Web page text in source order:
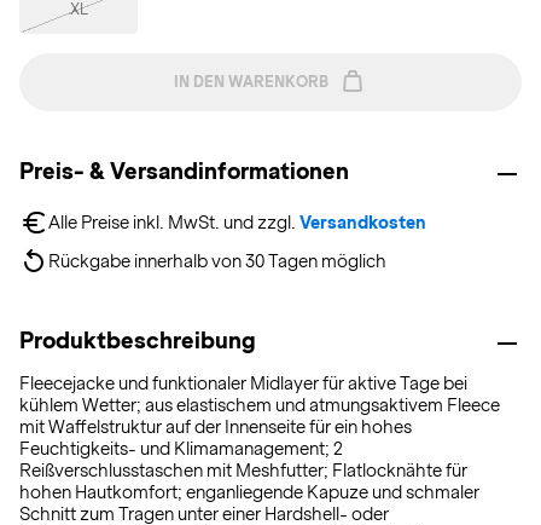
XL
IN DEN WARENKORB
Preis- & Versandinformationen
Alle Preise inkl. MwSt. und zzgl. Versandkosten
Rückgabe innerhalb von 30 Tagen möglich
Produktbeschreibung
Fleecejacke und funktionaler Midlayer für aktive Tage bei
kühlem Wetter; aus elastischem und atmungsaktivem Fleece
mit Waffelstruktur auf der Innenseite für ein hohes
Feuchtigkeits- und Klimamanagement; 2
Reißverschlusstaschen mit Meshfutter; Flatlocknähte für
hohen Hautkomfort; enganliegende Kapuze und schmaler
Schnitt zum Tragen unter einer Hardshell- oder